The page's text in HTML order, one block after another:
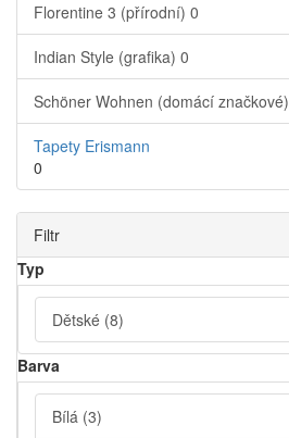
Florentine 3 (přírodní) 0
Indian Style (grafika) 0
Schöner Wohnen (domácí značkové)
Tapety Erismann
0
Filtr
Typ
Dětské (8)
Barva
Bílá (3)